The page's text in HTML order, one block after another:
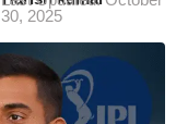
30, 2025